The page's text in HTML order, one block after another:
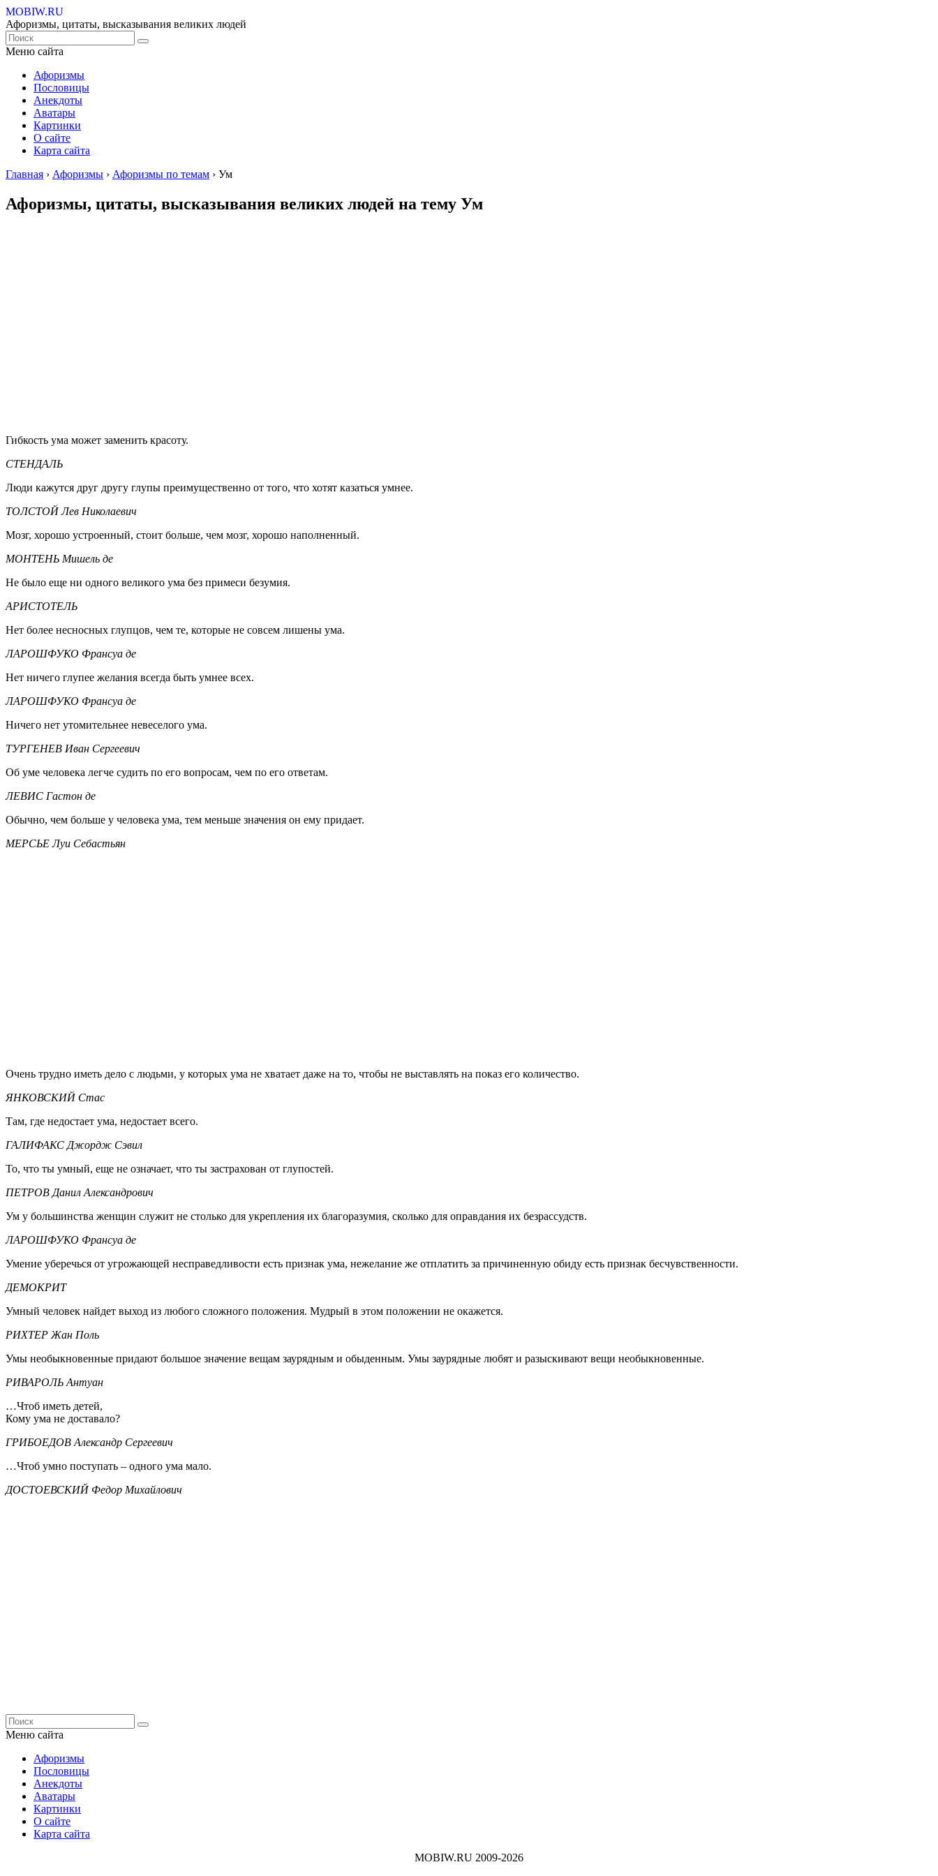
MOBIW.RU
Афоризмы, цитаты, высказывания великих людей
Меню сайта
Афоризмы
Пословицы
Анекдоты
Аватары
Картинки
О сайте
Карта сайта
Главная › Афоризмы › Афоризмы по темам › Ум
Афоризмы, цитаты, высказывания великих людей на тему Ум
Гибкость ума может заменить красоту.
СТЕНДАЛЬ
Люди кажутся друг другу глупы преимущественно от того, что хотят казаться умнее.
ТОЛСТОЙ Лев Николаевич
Мозг, хорошо устроенный, стоит больше, чем мозг, хорошо наполненный.
МОНТЕНЬ Мишель де
Не было еще ни одного великого ума без примеси безумия.
АРИСТОТЕЛЬ
Нет более несносных глупцов, чем те, которые не совсем лишены ума.
ЛАРОШФУКО Франсуа де
Нет ничего глупее желания всегда быть умнее всех.
ЛАРОШФУКО Франсуа де
Ничего нет утомительнее невеселого ума.
ТУРГЕНЕВ Иван Сергеевич
Об уме человека легче судить по его вопросам, чем по его ответам.
ЛЕВИС Гастон де
Обычно, чем больше у человека ума, тем меньше значения он ему придает.
МЕРСЬЕ Луи Себастьян
Очень трудно иметь дело с людьми, у которых ума не хватает даже на то, чтобы не выставлять на показ его количество.
ЯНКОВСКИЙ Стас
Там, где недостает ума, недостает всего.
ГАЛИФАКС Джордж Сэвил
То, что ты умный, еще не означает, что ты застрахован от глупостей.
ПЕТРОВ Данил Александрович
Ум у большинства женщин служит не столько для укрепления их благоразумия, сколько для оправдания их безрассудств.
ЛАРОШФУКО Франсуа де
Умение уберечься от угрожающей несправедливости есть признак ума, нежелание же отплатить за причиненную обиду есть признак бесчувственности.
ДЕМОКРИТ
Умный человек найдет выход из любого сложного положения. Мудрый в этом положении не окажется.
РИХТЕР Жан Поль
Умы необыкновенные придают большое значение вещам заурядным и обыденным. Умы заурядные любят и разыскивают вещи необыкновенные.
РИВАРОЛЬ Антуан
…Чтоб иметь детей,
Кому ума не доставало?
ГРИБОЕДОВ Александр Сергеевич
…Чтоб умно поступать – одного ума мало.
ДОСТОЕВСКИЙ Федор Михайлович
Меню сайта
Афоризмы
Пословицы
Анекдоты
Аватары
Картинки
О сайте
Карта сайта
MOBIW.RU 2009-2026